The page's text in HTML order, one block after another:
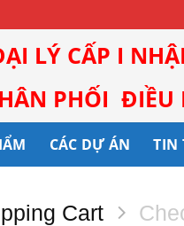
LÝ CẤP I
PHỐI ĐIỀU
CÁC DỰ ÁN TIN
Cart